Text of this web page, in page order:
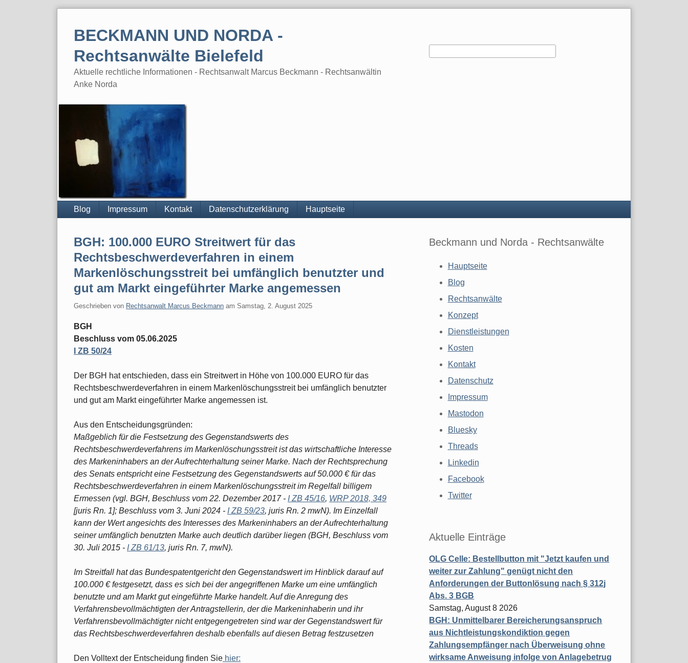
BECKMANN UND NORDA -
Rechtsanwälte Bielefeld
Aktuelle rechtliche Informationen - Rechtsanwalt Marcus Beckmann - Rechtsanwältin
Anke Norda
Blog Impressum Kontakt Datenschutzerklärung Hauptseite
BGH: 100.000 EURO Streitwert für das
Rechtsbeschwerdeverfahren in einem
Markenlöschungsstreit bei umfänglich benutzter und
gut am Markt eingeführter Marke angemessen
Geschrieben von Rechtsanwalt Marcus Beckmann am Samstag, 2. August 2025
BGH
Beschluss vom 05.06.2025
I ZB 50/24
Der BGH hat entschieden, dass ein Streitwert in Höhe von 100.000 EURO für das
Rechtsbeschwerdeverfahren in einem Markenlöschungsstreit bei umfänglich benutzter
und gut am Markt eingeführter Marke angemessen ist.
Aus den Entscheidungsgründen:
Maßgeblich für die Festsetzung des Gegenstandswerts des
Rechtsbeschwerdeverfahrens im Markenlöschungsstreit ist das wirtschaftliche Interesse
des Markeninhabers an der Aufrechterhaltung seiner Marke. Nach der Rechtsprechung
des Senats entspricht eine Festsetzung des Gegenstandswerts auf 50.000 € für das
Rechtsbeschwerdeverfahren in einem Markenlöschungsstreit im Regelfall billigem
Ermessen (vgl. BGH, Beschluss vom 22. Dezember 2017 - I ZB 45/16, WRP 2018, 349
[juris Rn. 1]; Beschluss vom 3. Juni 2024 - I ZB 59/23, juris Rn. 2 mwN). Im Einzelfall
kann der Wert angesichts des Interesses des Markeninhabers an der Aufrechterhaltung
seiner umfänglich benutzten Marke auch deutlich darüber liegen (BGH, Beschluss vom
30. Juli 2015 - I ZB 61/13, juris Rn. 7, mwN).
Im Streitfall hat das Bundespatentgericht den Gegenstandswert im Hinblick darauf auf
100.000 € festgesetzt, dass es sich bei der angegriffenen Marke um eine umfänglich
benutzte und am Markt gut eingeführte Marke handelt. Auf die Anregung des
Verfahrensbevollmächtigten der Antragstellerin, der die Markeninhaberin und ihr
Verfahrensbevollmächtigter nicht entgegengetreten sind war der Gegenstandswert für
das Rechtsbeschwerdeverfahren deshalb ebenfalls auf diesen Betrag festzusetzen
Den Volltext der Entscheidung finden Sie hier:
Beckmann und Norda - Rechtsanwälte
Hauptseite
Blog
Rechtsanwälte
Konzept
Dienstleistungen
Kosten
Kontakt
Datenschutz
Impressum
Mastodon
Bluesky
Threads
Linkedin
Facebook
Twitter
Aktuelle Einträge
OLG Celle: Bestellbutton mit "Jetzt kaufen und
weiter zur Zahlung" genügt nicht den
Anforderungen der Buttonlösung nach § 312j
Abs. 3 BGB
Samstag, August 8 2026
BGH: Unmittelbarer Bereicherungsanspruch
aus Nichtleistungskondiktion gegen
Zahlungsempfänger nach Überweisung ohne
wirksame Anweisung infolge von Anlagebetrug